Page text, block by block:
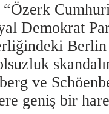
Demokrat
Berlin
ve
geniş bir